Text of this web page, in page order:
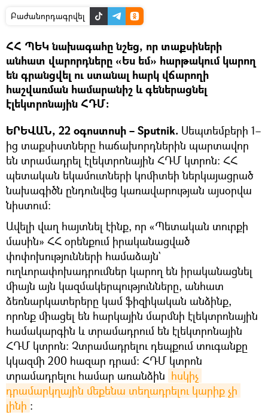
Բաժանորդագրվել
ՀՀ ՊԵԿ նախագահը նշեց, որ տաքսիների
անհատ վարորդները «Ես եմ» հարթակում կարող
են գրանցվել ու ստանալ հարկ վճարողի
հաշվառման համարանիշ և գեներացնել
էլեկտրոնային ՀԴՄ։
ԵՐԵՎԱՆ, 22 օգոստոսի – Sputnik. Սեպտեմբերի 1–
ից տաքսիստները հաճախորդներին պարտավոր
են տրամադրել էլեկտրոնային ՀԴՄ կտրոն։ ՀՀ
պետական եկամուտների կոմիտեի ներկայացրած
նախագիծն ընդունվեց կառավարության այսօրվա
նիստում։
Ավելի վաղ հայտնել էինք, որ «Պետական տուրքի
մասին» ՀՀ օրենքում իրականացված
փոփոխությունների համաձայն`
ուղևորափոխադրումներ կարող են իրականացնել
միայն այն կազմակերպությունները, անհատ
ձեռնարկատերերը կամ ֆիզիկական անձինք,
որոնք միացել են հարկային մարմնի էլեկտրոնային
համակարգին և տրամադրում են էլեկտրոնային
ՀԴՄ կտրոն։ Չտրամադրելու դեպքում տուգանքը
կկազմի 200 հազար դրամ։ ՀԴՄ կտրոն
տրամադրելու համար առանձին հսկիչ
դրամարկղային մեքենա տեղադրելու կարիք չի
լինի ։